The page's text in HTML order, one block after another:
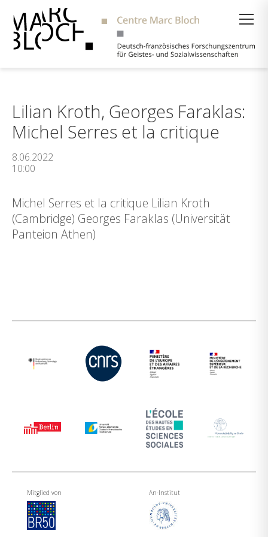
Lilian Kroth, Georges Faraklas:
Michel Serres et la critique
8.06.2022
10:00
Michel Serres et la critique Lilian Kroth
(Cambridge) Georges Faraklas (Universität
Panteion Athen)
Mitglied von An-Institut